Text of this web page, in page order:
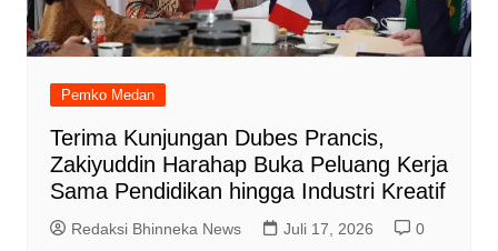
Pemko Medan
Terima Kunjungan Dubes Prancis,
Zakiyuddin Harahap Buka Peluang Kerja
Sama Pendidikan hingga Industri Kreatif
Redaksi Bhinneka News Juli 17, 2026 0